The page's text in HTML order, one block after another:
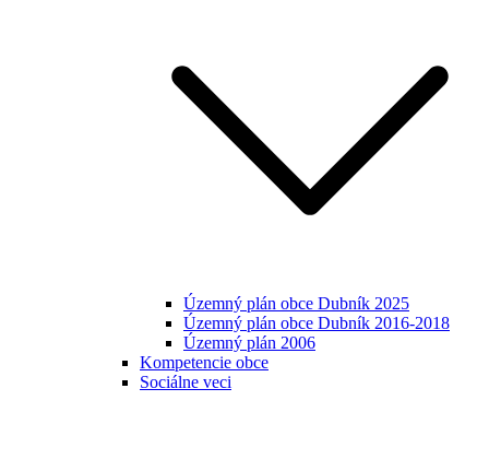
Územný plán obce Dubník 2025
Územný plán obce Dubník 2016-2018
Územný plán 2006
Kompetencie obce
Sociálne veci